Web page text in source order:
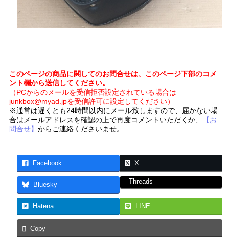
このページの商品に関してのお問合せは、このページ下部のコメ
ント欄から送信してください。
（PCからのメールを受信拒否設定されている場合は
junkbox@myad.jpを受信許可に設定してください）
※通常は遅くとも24時間以内にメール致しますので、届かない場
合はメールアドレスを確認の上で再度コメントいただくか、
【お
問合せ】からご連絡くださいませ。
Facebook X
Bluesky Threads
Hatena LINE
Copy